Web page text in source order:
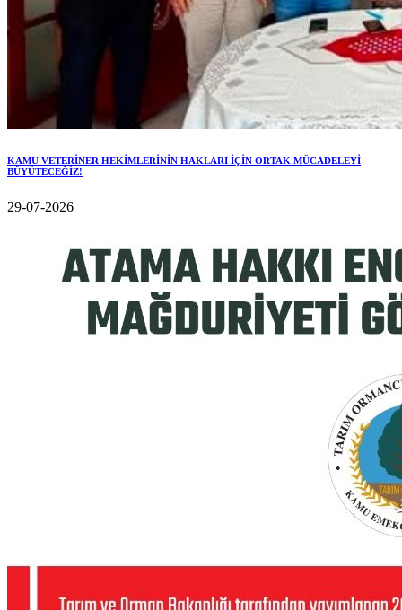
KAMU VETERİNER HEKİMLERİNİN HAKLARI İÇİN ORTAK MÜCADELEYİ
BÜYÜTECEĞİZ!
29-07-2026